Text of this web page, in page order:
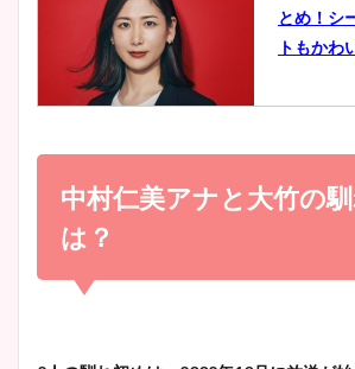
豊島実季
とめ！美
宇賀神メ
池谷実悠
とめ！シ
トもかわ
小室瑛莉
め！足が
かわいい
中村仁美アナと大竹の
は？